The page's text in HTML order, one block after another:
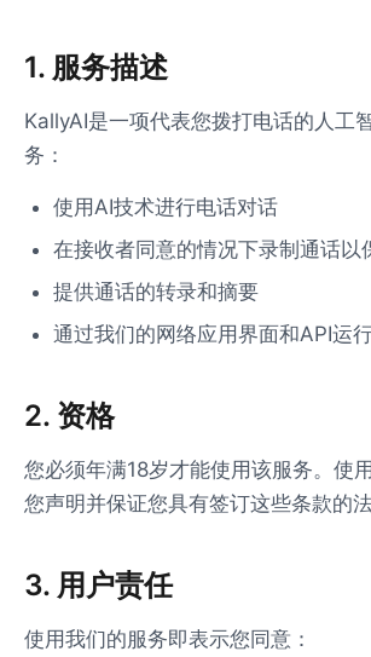
1. 服务描述
KallyAI是一项代表您拨打电话的人工
务：
使用AI技术进行电话对话
在接收者同意的情况下录制通话以
提供通话的转录和摘要
通过我们的网络应用界面和API运
2. 资格
您必须年满18岁才能使用该服务。使
您声明并保证您具有签订这些条款的
3. 用户责任
使用我们的服务即表示您同意：